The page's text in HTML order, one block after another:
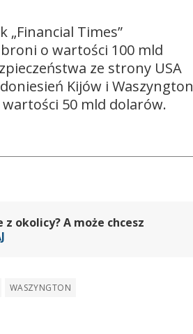
Times”
o wartości 100 mld
ze strony USA
Kijów i Waszyngton
50 mld dolarów.
okolicy? A może chcesz
WASZYNGTON